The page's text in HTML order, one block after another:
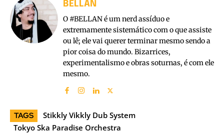
BELLAN
O #BELLAN é um nerd assíduo e
extremamente sistemático com o que assiste
ou lê; ele vai querer terminar mesmo sendo a
pior coisa do mundo. Bizarrices,
experimentalismo e obras soturnas, é com ele
mesmo.
TAGS
Stikkly Vikkly Dub System
Tokyo Ska Paradise Orchestra